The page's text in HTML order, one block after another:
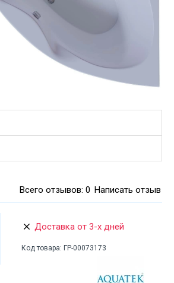
Всего отзывов: 0 Написать отзыв
Доставка от 3-х дней
Код товара: ГР-00073173